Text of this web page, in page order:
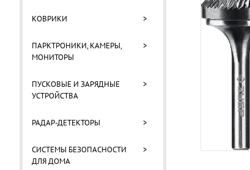
КОВРИКИ >
ПАРКТРОНИКИ, КАМЕРЫ,
МОНИТОРЫ
>
ПУСКОВЫЕ И ЗАРЯДНЫЕ
УСТРОЙСТВА
>
РАДАР-ДЕТЕКТОРЫ >
СИСТЕМЫ БЕЗОПАСНОСТИ
ДЛЯ ДОМА
>